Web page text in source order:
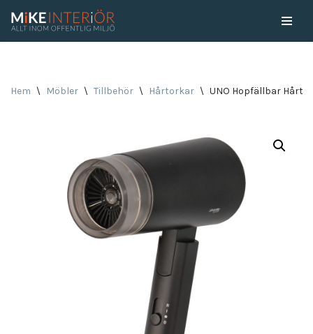
Hem \ Möbler \ Tillbehör \ Hårtorkar \ UNO Hopfällbar